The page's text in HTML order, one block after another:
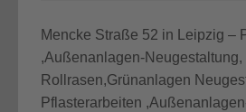
Mencke Straße 52 in Leipzig –
,Außenanlagen-Neugestaltung,
Rollrasen,Grünanlagen
Pflasterarbeiten